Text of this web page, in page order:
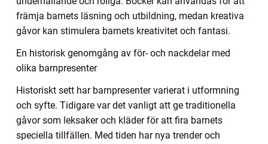
främja barnets läsning och utbildning, medan kreativa
gåvor kan stimulera barnets kreativitet och fantasi.
En historisk genomgång av för- och nackdelar med
olika barnpresenter
Historiskt sett har barnpresenter varierat i utformning
och syfte. Tidigare var det vanligt att ge traditionella
gåvor som leksaker och kläder för att fira barnets
speciella tillfällen. Med tiden har nya trender och